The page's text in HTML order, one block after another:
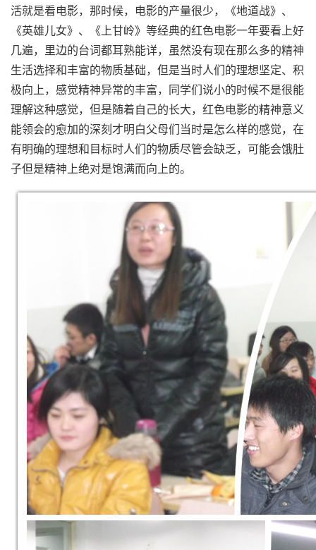
活就是看电影，那时候，电影的产量很少，《地道战》、
《英雄儿女》、《上甘岭》等经典的红色电影一年要看上好
几遍，里边的台词都耳熟能详，虽然没有现在那么多的精神
生活选择和丰富的物质基础，但是当时人们的理想坚定、积
极向上，感觉精神异常的丰富，同学们说小的时候不是很能
理解这种感觉，但是随着自己的长大，红色电影的精神意义
能领会的愈加的深刻才明白父母们当时是怎么样的感觉，在
有明确的理想和目标时人们的物质尽管会缺乏，可能会饿肚
子但是精神上绝对是饱满而向上的。